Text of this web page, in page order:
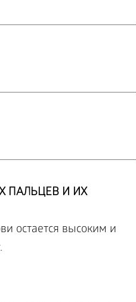
ПАЛЬЦЕВ И ИХ
остается высоким и